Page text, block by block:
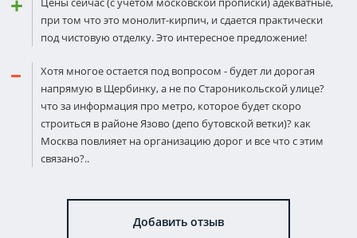
при том что это монолит-кирпич, и сдается практически
под чистовую отделку. Это интересное предложение!
Хотя многое остается под вопросом - будет ли дорогая
напрямую в Щербинку, а не по Староникольской улице?
что за информация про метро, которое будет скоро
строиться в районе Язово (депо бутовской ветки)? как
Москва повлияет на организацию дорог и все что с этим
связано?..
Добавить отзыв